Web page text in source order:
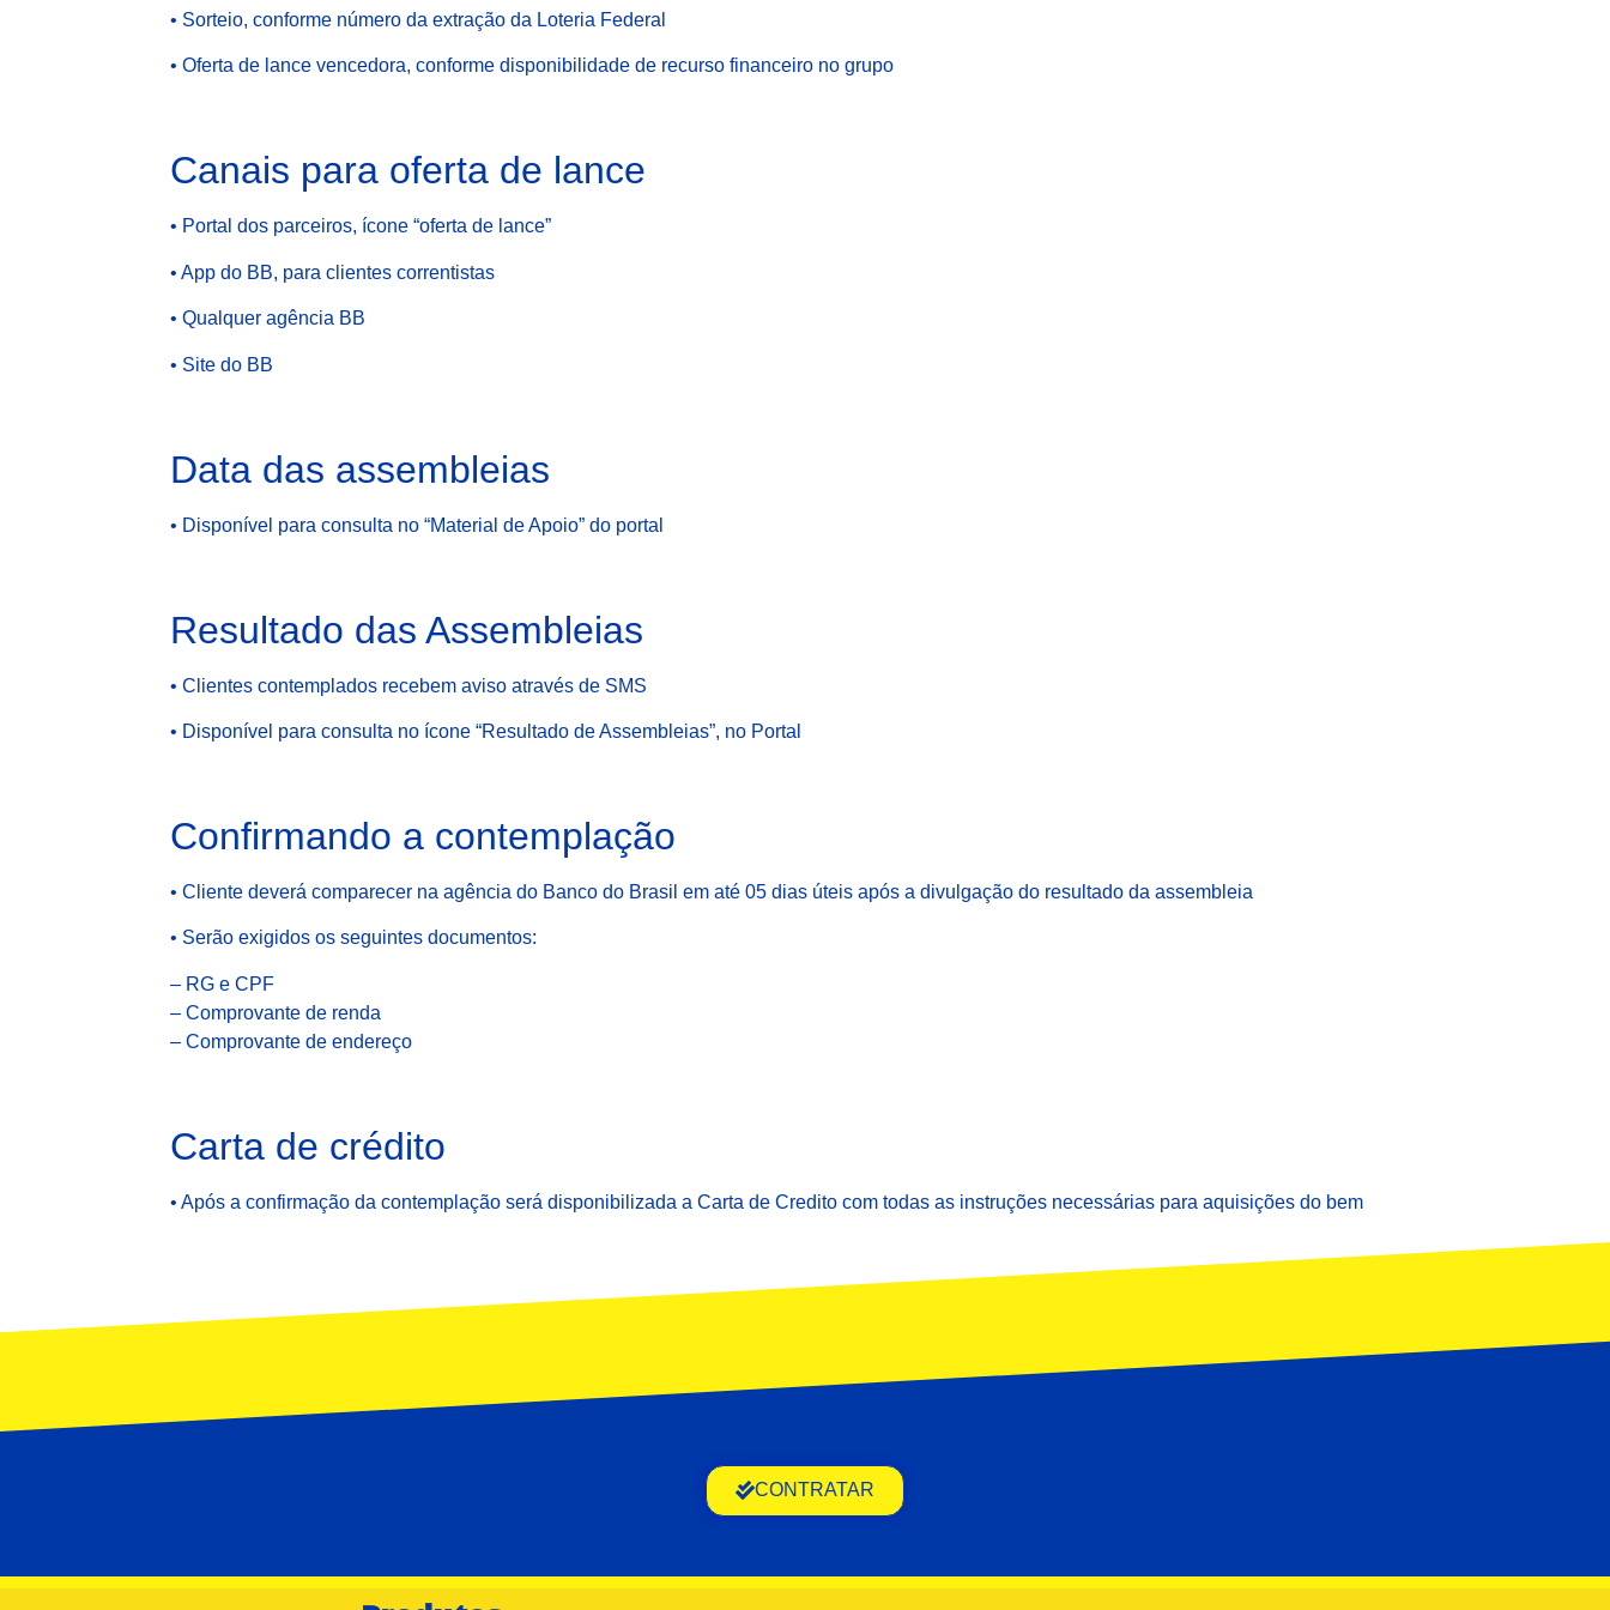
• Sorteio, conforme número da extração da Loteria Federal
• Oferta de lance vencedora, conforme disponibilidade de recurso financeiro no grupo
Canais para oferta de lance
• Portal dos parceiros, ícone “oferta de lance”
• App do BB, para clientes correntistas
• Qualquer agência BB
• Site do BB
Data das assembleias
• Disponível para consulta no “Material de Apoio” do portal
Resultado das Assembleias
• Clientes contemplados recebem aviso através de SMS
• Disponível para consulta no ícone “Resultado de Assembleias”, no Portal
Confirmando a contemplação
• Cliente deverá comparecer na agência do Banco do Brasil em até 05 dias úteis após a divulgação do resultado da assembleia
• Serão exigidos os seguintes documentos:
– RG e CPF
– Comprovante de renda
– Comprovante de endereço
Carta de crédito
• Após a confirmação da contemplação será disponibilizada a Carta de Credito com todas as instruções necessárias para aquisições do bem
CONTRATAR